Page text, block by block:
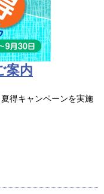
案内
得キャンペーンを実施